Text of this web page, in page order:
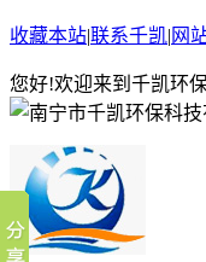
收藏本站|联系千凯| 网
您好!欢迎来到千凯环